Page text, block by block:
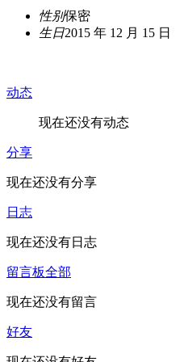
性别保密
生日2015 年 12 月 15 日
动态
现在还没有动态
分享
现在还没有分享
日志
现在还没有日志
留言板全部
现在还没有留言
好友